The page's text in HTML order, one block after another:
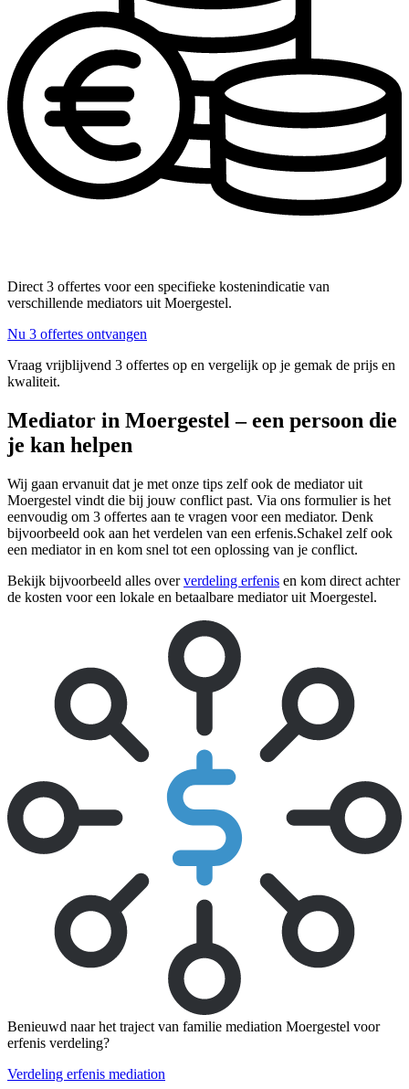
Direct 3 offertes voor een specifieke kostenindicatie van
verschillende mediators uit Moergestel.
Nu 3 offertes ontvangen
Vraag vrijblijvend 3 offertes op en vergelijk op je gemak de prijs en
kwaliteit.
Mediator in Moergestel – een persoon die
je kan helpen
Wij gaan ervanuit dat je met onze tips zelf ook de mediator uit
Moergestel vindt die bij jouw conflict past. Via ons formulier is het
eenvoudig om 3 offertes aan te vragen voor een mediator. Denk
bijvoorbeeld ook aan het verdelen van een erfenis.Schakel zelf ook
een mediator in en kom snel tot een oplossing van je conflict.
Bekijk bijvoorbeeld alles oververdeling erfenis en kom direct achter
de kosten voor een lokale en betaalbare mediator uit Moergestel.
Benieuwd naar het traject van familie mediation Moergestel voor
erfenis verdeling?
Verdeling erfenis mediation